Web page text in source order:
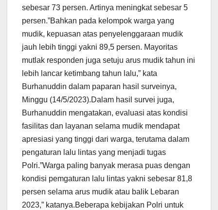
sebesar 73 persen. Artinya meningkat sebesar 5
persen.”Bahkan pada kelompok warga yang
mudik, kepuasan atas penyelenggaraan mudik
jauh lebih tinggi yakni 89,5 persen. Mayoritas
mutlak responden juga setuju arus mudik tahun ini
lebih lancar ketimbang tahun lalu,” kata
Burhanuddin dalam paparan hasil surveinya,
Minggu (14/5/2023).Dalam hasil survei juga,
Burhanuddin mengatakan, evaluasi atas kondisi
fasilitas dan layanan selama mudik mendapat
apresiasi yang tinggi dari warga, terutama dalam
pengaturan lalu lintas yang menjadi tugas
Polri.”Warga paling banyak merasa puas dengan
kondisi pemgaturan lalu lintas yakni sebesar 81,8
persen selama arus mudik atau balik Lebaran
2023,” katanya.Beberapa kebijakan Polri untuk